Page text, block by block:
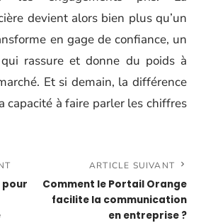
devient alors bien plus qu’un
en gage de confiance, un
rassure et donne du poids à
Et si demain, la différence
capacité à faire parler les chiffres
pour
ARTICLE SUIVANT
Comment le Portail Orange
facilite la communication
en entreprise ?